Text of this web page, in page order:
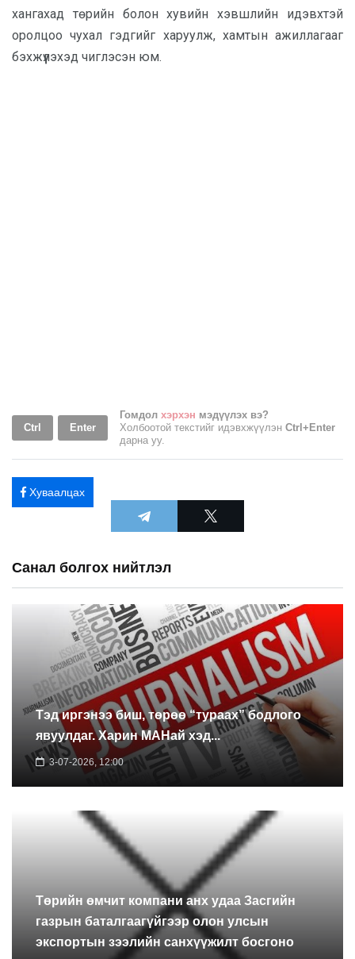
хангахад төрийн болон хувийн хэвшлийн идэвхтэй
оролцоо чухал гэдгийг харуулж, хамтын ажиллагааг
бэхжүүлэхэд чиглэсэн юм.
Ctrl Enter
Гомдол хэрхэн мэдүүлэх вэ?
Холбоотой текстийг идэвхжүүлэн Ctrl+Enter
дарна уу.
Хуваалцах
Санал болгох нийтлэл
Тэд иргэнээ биш, төрөө “тураах” бодлого
явуулдаг. Харин МАНай хэд...
3-07-2026, 12:00
Төрийн өмчит компани анх удаа Засгийн
газрын баталгаагүйгээр олон улсын
экспортын зээлийн санхүүжилт босгоно